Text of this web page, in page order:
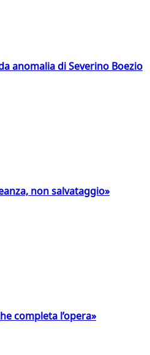
anomalia di Severino Boezio
non salvataggio»
completa l’opera»